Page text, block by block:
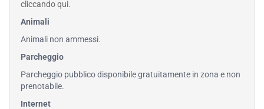
cliccando qui.
Animali
Animali non ammessi.
Parcheggio
Parcheggio pubblico disponibile gratuitamente in zona e non
prenotabile.
Internet